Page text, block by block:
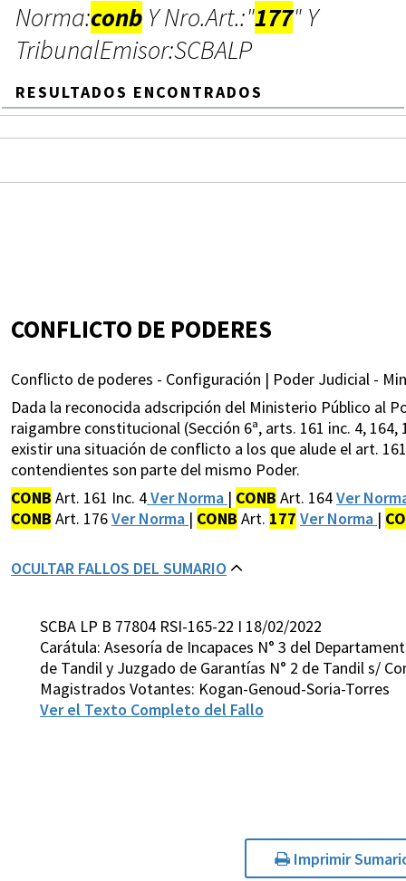
Norma:conb Y Nro.Art.:"177" Y
TribunalEmisor:SCBALP
RESULTADOS ENCONTRADOS
CONFLICTO DE PODERES
Conflicto de poderes - Configuración | Poder Judicial -
Dada la reconocida adscripción del Ministerio Público al
raigambre constitucional (Sección 6ª, arts. 161 inc. 4, 164,
existir una situación de conflicto a los que alude el art.
contendientes son parte del mismo Poder.
CONB Art. 161 Inc. 4Ver Norma | CONB Art. 164Ver
CONB Art. 176Ver Norma | CONB Art. 177 Ver Norma |
OCULTAR FALLOS DEL SUMARIO
SCBA LP B 77804 RSI-165-22 I 18/02/2022
Carátula: Asesoría de Incapaces N° 3 del
de Tandil y Juzgado de Garantías N° 2 de Tandil s/
Magistrados Votantes: Kogan-Genoud-Soria-Torres
Ver el Texto Completo del Fallo
Imprimir